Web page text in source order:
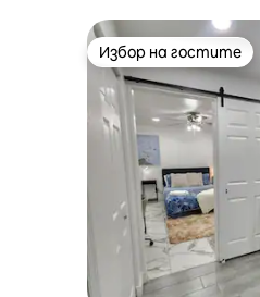
Избор на гостите
Избор на гостите